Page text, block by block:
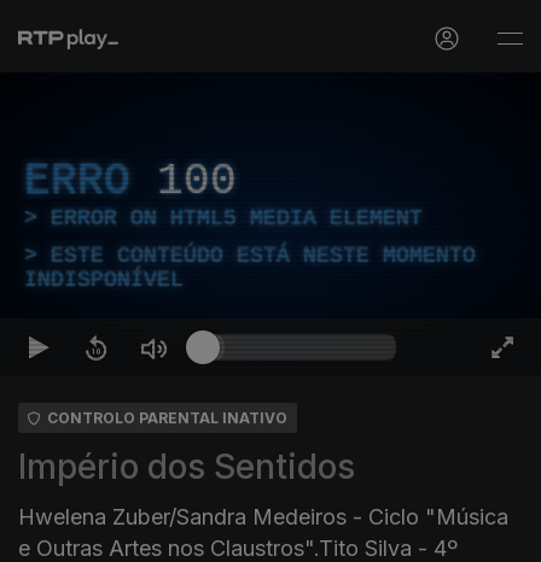
ERRO 100
ERROR ON HTML5 MEDIA ELEMENT
ESTE CONTEÚDO ESTÁ NESTE MOMENTO
INDISPONÍVEL
CONTROLO PARENTAL INATIVO
Império dos Sentidos
Hwelena Zuber/Sandra Medeiros - Ciclo "Música
e Outras Artes nos Claustros".Tito Silva - 4º